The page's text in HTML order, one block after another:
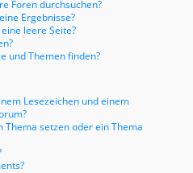
Foren durchsuchen?
Ergebnisse?
leere Seite?
und Themen finden?
Lesezeichen und einem
Thema setzen oder ein Thema